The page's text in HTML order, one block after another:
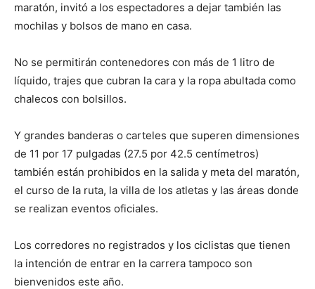
maratón, invitó a los espectadores a dejar también las
mochilas y bolsos de mano en casa.
No se permitirán contenedores con más de 1 litro de
líquido, trajes que cubran la cara y la ropa abultada como
chalecos con bolsillos.
Y grandes banderas o carteles que superen dimensiones
de 11 por 17 pulgadas (27.5 por 42.5 centímetros)
también están prohibidos en la salida y meta del maratón,
el curso de la ruta, la villa de los atletas y las áreas donde
se realizan eventos oficiales.
Los corredores no registrados y los ciclistas que tienen
la intención de entrar en la carrera tampoco son
bienvenidos este año.